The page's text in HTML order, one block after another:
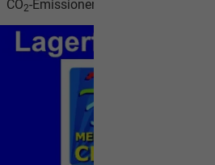
CO2-Emissionen: